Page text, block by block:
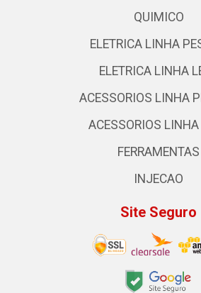
QUIMICO
ELETRICA LINHA
ELETRICA LINHA
ACESSORIOS LINHA
ACESSORIOS LINHA
FERRAMENTAS
INJECAO
Site Seguro